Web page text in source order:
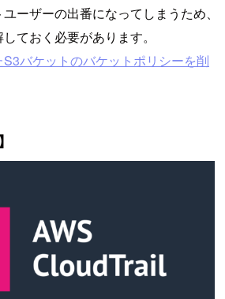
ーザーの出番になってしまうため、
ておく必要があります。
バケットのバケットポリシーを削